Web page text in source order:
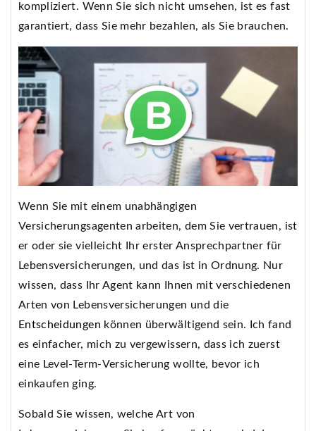
kompliziert. Wenn Sie sich nicht umsehen, ist es fast
garantiert, dass Sie mehr bezahlen, als Sie brauchen.
Wenn Sie mit einem unabhängigen
Versicherungsagenten arbeiten, dem Sie vertrauen, ist
er oder sie vielleicht Ihr erster Ansprechpartner für
Lebensversicherungen, und das ist in Ordnung. Nur
wissen, dass Ihr Agent kann Ihnen mit verschiedenen
Arten von Lebensversicherungen und die
Entscheidungen können überwältigend sein. Ich fand
es einfacher, mich zu vergewissern, dass ich zuerst
eine Level-Term-Versicherung wollte, bevor ich
einkaufen ging.
Sobald Sie wissen, welche Art von